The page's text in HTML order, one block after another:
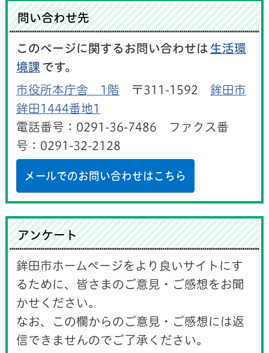
問い合わせ先
このページに関するお問い合わせは 生活環
境課 です。
市役所本庁舎 1階 〒311-1592 鉾田市
鉾田1444番地1
電話番号：0291-36-7486 ファクス番
号：0291-32-2128
メールでのお問い合わせはこちら
アンケート
鉾田市ホームページをより良いサイトにす
るために、皆さまのご意見・ご感想をお聞
かせください。
なお、この欄からのご意見・ご感想には返
信できませんのでご了承ください。